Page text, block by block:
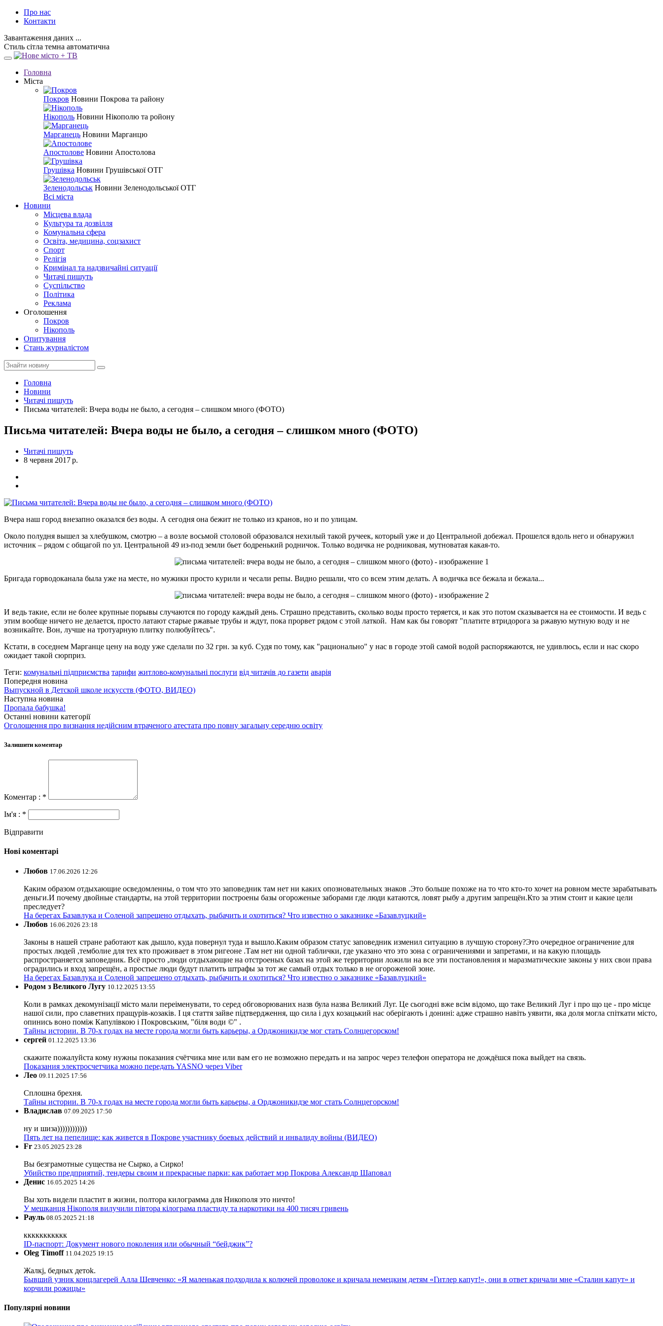
Про нас
Контакти
Завантаження даних ...
Стиль сітла темна автоматична
Головна
Міста
Покров Новини Покрова та району
Нікополь Новини Нікополю та ройону
Марганець Новини Марганцю
Апостолове Новини Апостолова
Грушівка Новини Грушівської ОТГ
Зеленодольськ Новини Зеленодольської ОТГ
Всі міста
Новини
Місцева влада
Культура та дозвілля
Комунальна сфера
Освіта, медицина, соцзахист
Спорт
Релігія
Кримінал та надзвичайні ситуації
Читачі пишуть
Суспільство
Політика
Реклама
Оголошення
Покров
Нікополь
Опитування
Стань журналістом
Головна
Новини
Читачі пишуть
Письма читателей: Вчера воды не было, а сегодня – слишком много (ФОТО)
Письма читателей: Вчера воды не было, а сегодня – слишком много (ФОТО)
Читачі пишуть
8 червня 2017 р.
Вчера наш город внезапно оказался без воды. А сегодня она бежит не только из кранов, но и по улицам.
Около полудня вышел за хлебушком, смотрю – а возле восьмой столовой образовался нехилый такой ручеек, который уже и до Центральной добежал. Прошелся вдоль него и обнаружил
источник – рядом с общагой по ул. Центральной 49 из-под земли бьет бодренький родничок. Только водичка не родниковая, мутноватая какая-то.
Бригада горводоканала была уже на месте, но мужики просто курили и чесали репы. Видно решали, что со всем этим делать. А водичка все бежала и бежала...
И ведь такие, если не более крупные порывы случаются по городу каждый день. Страшно представить, сколько воды просто теряется, и как это потом сказывается на ее стоимости. И ведь с
этим вообще ничего не делается, просто латают старые ржавые трубы и ждут, пока прорвет рядом с этой латкой. Нам как бы говорят "платите втридорога за ржавую мутную воду и не
возникайте. Вон, лучше на тротуарную плитку полюбуйтесь".
Кстати, в соседнем Марганце цену на воду уже сделали по 32 грн. за куб. Судя по тому, как "рационально" у нас в городе этой самой водой распоряжаются, не удивлюсь, если и нас скоро
ожидает такой сюрприз.
Теги: комунальні підприємства тарифи житлово-комунальні послуги від читачів до газети аварія
Попередня новина
Выпускной в Детской школе искусств (ФОТО, ВИДЕО)
Наступна новина
Пропала бабушка!
Останні новини категорії
Оголошення про визнання недійсним втраченого атестата про повну загальну середню освіту
Залишити коментар
Коментар : *
Ім'я : *
Відправити
Нові коментарі
Любов 17.06.2026 12:26
Каким образом отдыхающие осведомленны, о том что это заповедник там нет ни каких опозновательных знаков .Это больше похоже на то что кто-то хочет на ровном месте зарабатывать
деньги.И почему двойные стандарты, на этой территории построены базы огороженые заборами где люди катаются, ловят рыбу а другим запрещён.Кто за этим стоит и какие цели
преследует?
На берегах Базавлука и Соленой запрещено отдыхать, рыбачить и охотиться? Что известно о заказнике «Базавлуцкий»
Любов 16.06.2026 23:18
Законы в нашей стране работают как дышло, куда повернул туда и вышло.Каким образом статус заповедник изменил ситуацию в лучшую сторону?Это очередное ограничение для
простых людей ,темболие для тех кто проживает в этом ригеоне .Там нет ни одной таблички, где указано что это зона с ограничениями и запретами, и на какую площадь
распространяется заповедник. Всё просто ,люди отдыхающие на отстроеных базах на этой же территории ложили на все эти постановления и маразматические законы у них свои права
оградились и вход запрещён, а простые люди будут платить штрафы за тот же самый отдых только в не огороженой зоне.
На берегах Базавлука и Соленой запрещено отдыхать, рыбачить и охотиться? Что известно о заказнике «Базавлуцкий»
Родом з Великого Лугу 10.12.2025 13:55
Коли в рамках декомунізації місто мали переіменувати, то серед обговорюваних назв була назва Великий Луг. Це сьогодні вже всім відомо, що таке Великий Луг і про що це - про місце
нашої сили, про славетних пращурів-козаків. І ця стаття зайве підтвердження, що сила і дух козацький нас оберігають і донині: адже страшно навіть уявити, яка доля могла спіткати місто,
опинись воно поміж Капулівкою і Покровським, "біля води ©" .
Тайны истории. В 70-х годах на месте города могли быть карьеры, а Орджоникидзе мог стать Солнцегорском!
сергей 01.12.2025 13:36
скажите пожалуйста кому нужны показания счётчика мне или вам его не возможно передать и на запрос через телефон оператора не дождёшся пока выйдет на связь.
Показания электросчетчика можно передать YASNO через Viber
Лео 09.11.2025 17:56
Сплошна брехня.
Тайны истории. В 70-х годах на месте города могли быть карьеры, а Орджоникидзе мог стать Солнцегорском!
Владислав 07.09.2025 17:50
ну и шиза))))))))))))
Пять лет на пепелище: как живется в Покрове участнику боевых действий и инвалиду войны (ВИДЕО)
Fr 23.05.2025 23:28
Вы безграмотные существа не Сырко, а Сирко!
Убийство предприятий, тендеры своим и прекрасные парки: как работает мэр Покрова Александр Шаповал
Денис 16.05.2025 14:26
Вы хоть видели пластит в жизни, полтора килограмма для Никополя это ничто!
У мешканця Нікополя вилучили півтора кілограма пластиду та наркотики на 400 тисяч гривень
Рауль 08.05.2025 21:18
ккккккккккк
ID-паспорт: Документ нового поколения или обычный “бейджик”?
Oleg Timoff 11.04.2025 19:15
Жалкj, бедных детok.
Бывший узник концлагерей Алла Шевченко: «Я маленькая подходила к колючей проволоке и кричала немецким детям «Гитлер капут!», они в ответ кричали мне «Сталин капут» и
корчили рожицы»
Популярні новини